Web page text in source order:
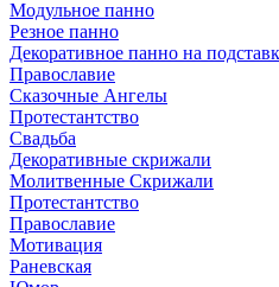
Модульное панно
Резное панно
Декоративное панно на
Православие
Сказочные Ангелы
Протестантство
Свадьба
Декоративные скрижали
Молитвенные Скрижали
Протестантство
Православие
Мотивация
Раневская